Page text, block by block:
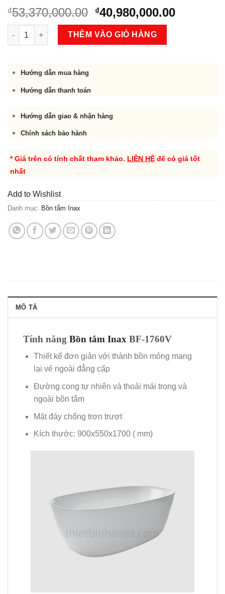
₫53,370,000.00 Original
price
was:
₫53,370,000.00.
₫40,980,000.00Current
Bồn tắm Inax BF-1760V số lượng
THÊM VÀO GIỎ HÀNG
Hướng dẫn mua hàng
Hướng dẫn thanh toán
Hướng dẫn giao & nhận hàng
Chính sách bảo hành
* Giá trên có tính chất tham khảo. LIÊN HỆ để có giá tốt
nhất
Add to Wishlist
Danh mục: Bồn tắm Inax
MÔ TẢ
Tính năng Bồn tắm Inax BF-1760V
Thiết kế đơn giản với thành bồn mỏng mang
lại vẻ ngoài đẳng cấp
Đường cong tự nhiên và thoải mái trong và
ngoài bồn tắm
Mặt đáy chống trơn trượt
Kích thước: 900x550x1700 ( mm)